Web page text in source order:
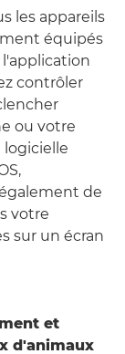
les appareils
équipés
contrôler
ou votre
de
votre
sur un écran
et
d'animaux